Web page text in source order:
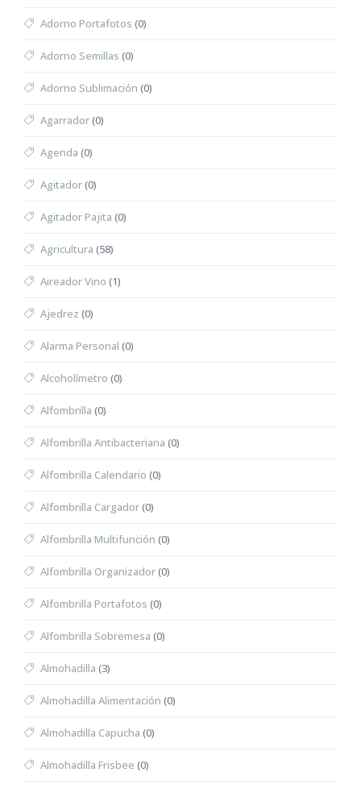
Adorno Portafotos (0)
Adorno Semillas (0)
Adorno Sublimación (0)
Agarrador(0)
Agenda (0)
Agitador(0)
Agitador Pajita (0)
Agricultura (58)
Aireador Vino (1)
Ajedrez (0)
Alarma Personal (0)
Alcoholímetro (0)
Alfombrilla (0)
Alfombrilla Antibacteriana (0)
Alfombrilla Calendario (0)
Alfombrilla Cargador(0)
Alfombrilla Multifunción (0)
Alfombrilla Organizador(0)
Alfombrilla Portafotos (0)
Alfombrilla Sobremesa (0)
Almohadilla (3)
Almohadilla Alimentación (0)
Almohadilla Capucha (0)
Almohadilla Frisbee (0)